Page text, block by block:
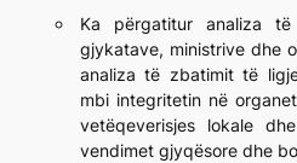
Ka përgatitur analiza
gjykatave, ministrive dhe
analiza të zbatimit të
mbi integritetin në
vetëqeverisjes lokale
vendimet gjyqësore dhe